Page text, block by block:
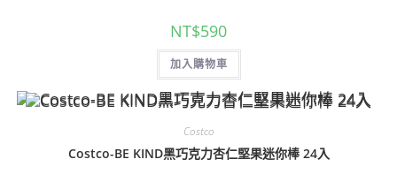
NT$590
加入購物車
Costco
Costco-BE KIND黑巧克力杏仁堅果迷你棒 24入